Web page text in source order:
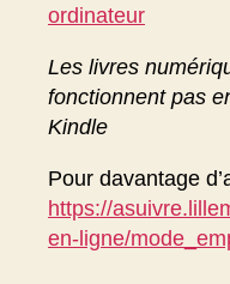
ordinateur
Les livres
fonctionnent pas
Kindle
Pour davantage
https://
en-ligne/